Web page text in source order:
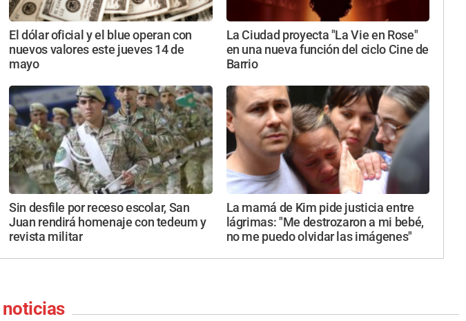
El dólar oficial y el blue operan con
nuevos valores este jueves 14 de
mayo
La Ciudad proyecta "La Vie en Rose"
en una nueva función del ciclo Cine de
Barrio
Sin desfile por receso escolar, San
Juan rendirá homenaje con tedeum y
revista militar
La mamá de Kim pide justicia entre
lágrimas: "Me destrozaron a mi bebé,
no me puedo olvidar las imágenes"
noticias